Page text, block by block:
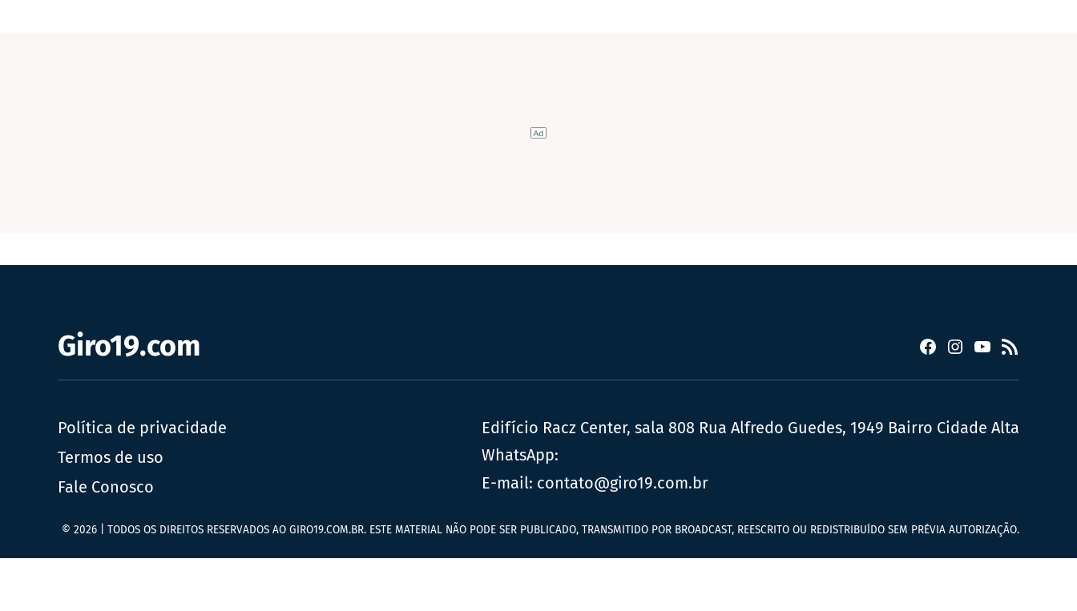
Giro19.com Facebook
Instagram
YouTube
RSS
Política de privacidade
Termos de uso
Fale Conosco
Edifício Racz Center, sala 808 Rua Alfredo Guedes, 1949 Bairro Cidade Alta
WhatsApp:
E-mail: contato@giro19.com.br
© 2026 | TODOS OS DIREITOS RESERVADOS AO GIRO19.COM.BR. ESTE MATERIAL NÃO PODE SER PUBLICADO, TRANSMITIDO POR BROADCAST, REESCRITO OU REDISTRIBUÍDO SEM PRÉVIA AUTORIZAÇÃO.